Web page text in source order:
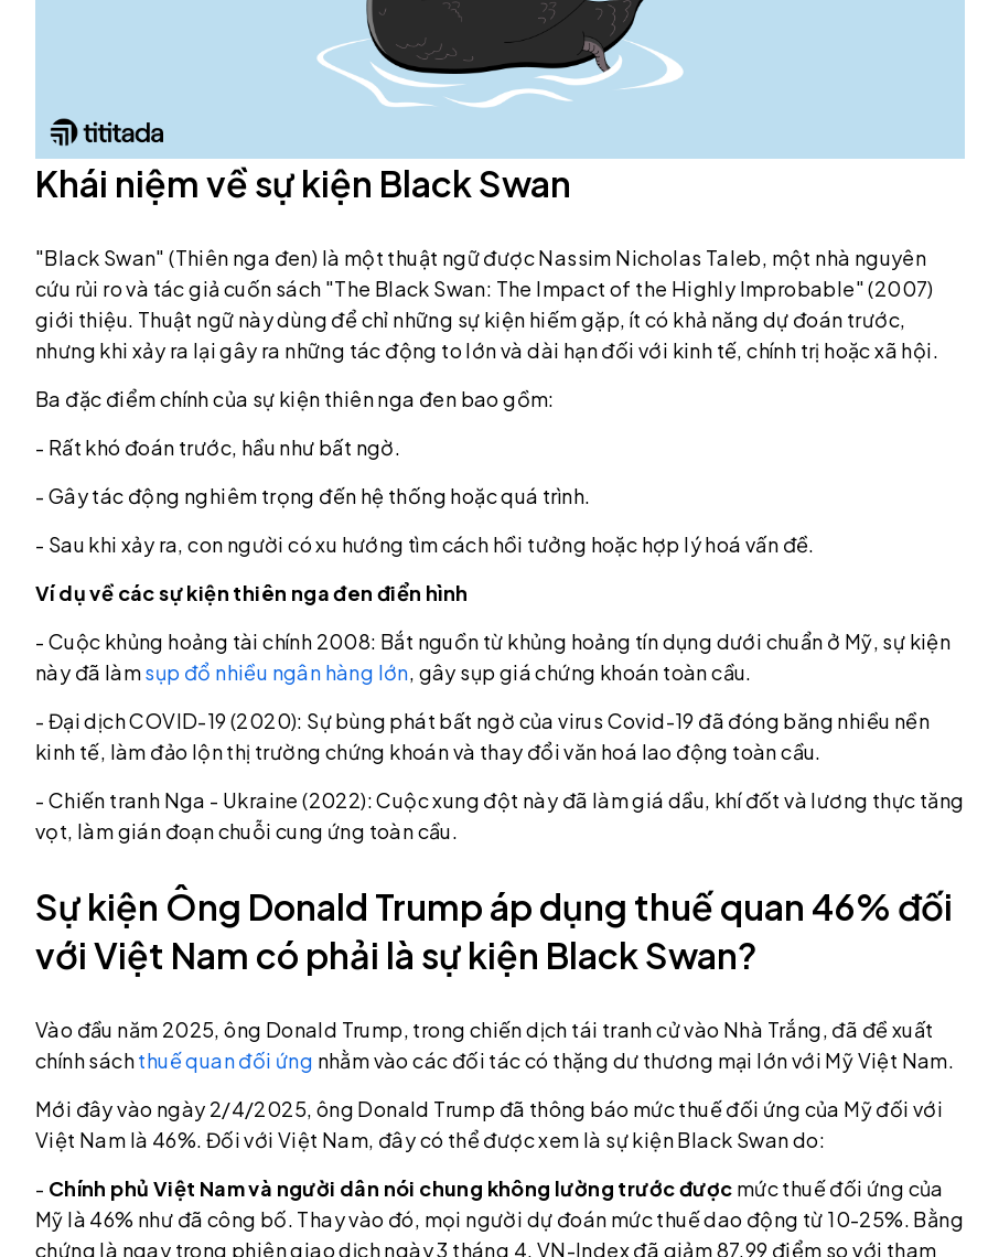
Khái niệm về sự kiện Black Swan
"Black Swan" (Thiên nga đen) là một thuật ngữ được Nassim Nicholas Taleb, một nhà nguyên
cứu rủi ro và tác giả cuốn sách "The Black Swan: The Impact of the Highly Improbable" (2007)
giới thiệu. Thuật ngữ này dùng để chỉ những sự kiện hiếm gặp, ít có khả năng dự đoán trước,
nhưng khi xảy ra lại gây ra những tác động to lớn và dài hạn đối với kinh tế, chính trị hoặc xã hội.
Ba đặc điểm chính của sự kiện thiên nga đen bao gồm:
- Rất khó đoán trước, hầu như bất ngờ.
- Gây tác động nghiêm trọng đến hệ thống hoặc quá trình.
- Sau khi xảy ra, con người có xu hướng tìm cách hồi tưởng hoặc hợp lý hoá vấn đề.
Ví dụ về các sự kiện thiên nga đen điển hình
- Cuộc khủng hoảng tài chính 2008: Bắt nguồn từ khủng hoảng tín dụng dưới chuẩn ở Mỹ, sự kiện
này đã làmsụp đổ nhiều ngân hàng lớn , gây sụp giá chứng khoán toàn cầu.
- Đại dịch COVID-19 (2020): Sự bùng phát bất ngờ của virus Covid-19 đã đóng băng nhiều nền
kinh tế, làm đảo lộn thị trường chứng khoán và thay đổi văn hoá lao động toàn cầu.
- Chiến tranh Nga - Ukraine (2022): Cuộc xung đột này đã làm giá dầu, khí đốt và lương thực tăng
vọt, làm gián đoạn chuỗi cung ứng toàn cầu.
Sự kiện Ông Donald Trump áp dụng thuế quan 46% đối
với Việt Nam có phải là sự kiện Black Swan?
Vào đầu năm 2025, ông Donald Trump, trong chiến dịch tái tranh cử vào Nhà Trắng, đã đề xuất
chính sáchthuế quan đối ứng nhằm vào các đối tác có thặng dư thương mại lớn với Mỹ Việt Nam.
Mới đây vào ngày 2/4/2025, ông Donald Trump đã thông báo mức thuế đối ứng của Mỹ đối với
Việt Nam là 46%. Đối với Việt Nam, đây có thể được xem là sự kiện Black Swan do:
- Chính phủ Việt Nam và người dân nói chung không lường trước được mức thuế đối ứng của
Mỹ là 46% như đã công bố. Thay vào đó, mọi người dự đoán mức thuế dao động từ 10-25%. Bằng
chứng là ngay trong phiên giao dịch ngày 3 tháng 4, VN-Index đã giảm 87.99 điểm so với tham